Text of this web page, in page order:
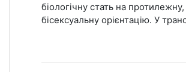
біологічну стать на
бісексуальну орієнтацію. У